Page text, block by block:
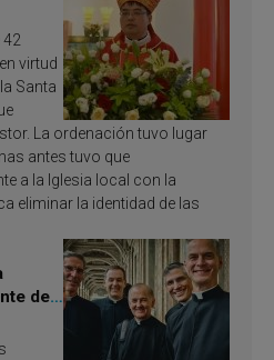
42
virtud
Santa
La ordenación tuvo lugar
antes tuvo que
a la Iglesia local con la
eliminar la identidad de las
de